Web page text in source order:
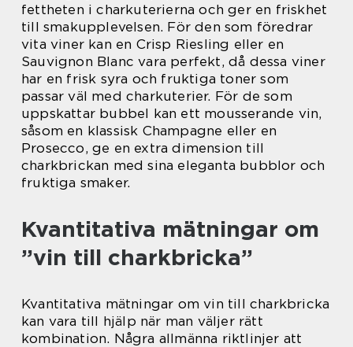
fettheten i charkuterierna och ger en friskhet
till smakupplevelsen. För den som föredrar
vita viner kan en Crisp Riesling eller en
Sauvignon Blanc vara perfekt, då dessa viner
har en frisk syra och fruktiga toner som
passar väl med charkuterier. För de som
uppskattar bubbel kan ett mousserande vin,
såsom en klassisk Champagne eller en
Prosecco, ge en extra dimension till
charkbrickan med sina eleganta bubblor och
fruktiga smaker.
Kvantitativa mätningar om
”vin till charkbricka”
Kvantitativa mätningar om vin till charkbricka
kan vara till hjälp när man väljer rätt
kombination. Några allmänna riktlinjer att